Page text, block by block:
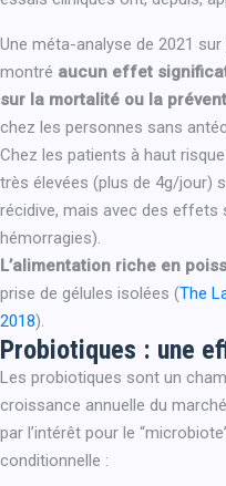
Une méta-analyse de 2021
montré aucun effet
sur la mortalité ou la
chez les personnes sans
Chez les patients à haut
très élevées (plus de 4g/jour)
récidive, mais avec des effets
hémorragies).
L’alimentation riche en
prise de gélules isolées (The
2018).
Probiotiques : une
Les probiotiques sont un
croissance annuelle du
par l’intérêt pour le
conditionnelle :